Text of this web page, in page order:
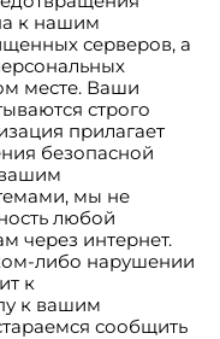
к нашим
серверов, а
месте. Ваши
строго
прилагает
безопасной
мы не
любой
через интернет.
либо нарушении
к
к вашим
сообщить